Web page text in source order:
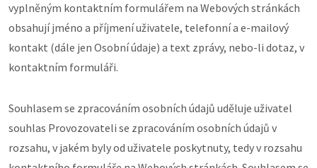
vyplněným kontaktním formulářem na Webových stránkách
obsahují jméno a příjmení uživatele, telefonní a e-mailový
kontakt (dále jen Osobní údaje) a text zprávy, nebo-li dotaz, v
kontaktním formuláři.
Souhlasem se zpracováním osobních údajů uděluje uživatel
souhlas Provozovateli se zpracováním osobních údajů v
rozsahu, v jakém byly od uživatele poskytnuty, tedy v rozsahu